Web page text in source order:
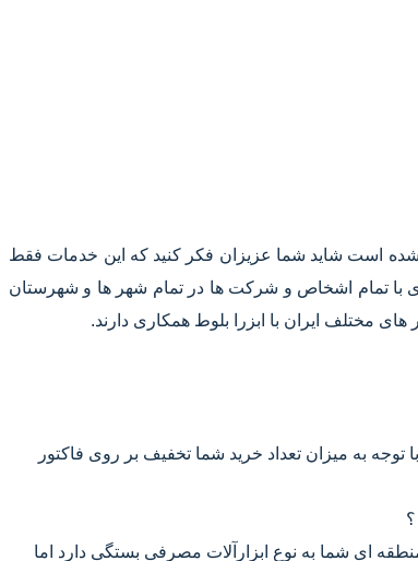
شده است شاید شما عزیزان فکر کنید که این خدمات فقط
با تمام اشخاص و شرکت ها در تمام شهر ها و شهرستان
مختلف ایران با ابزرا بلوط همکاری دارند.
به میزان تعداد خرید شما تخفیف بر روی فاکتور
ای شما به نوع ابزارآلات مصرفی بستگی دارد اما